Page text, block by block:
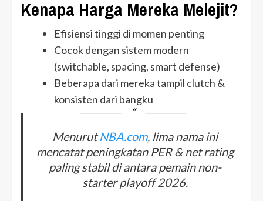
Kenapa Harga Mereka Melejit?
Efisiensi tinggi di momen penting
Cocok dengan sistem modern
(switchable, spacing, smart defense)
Beberapa dari mereka tampil clutch &
konsisten dari bangku
MenurutNBA.com, lima nama ini
mencatat peningkatan PER & net rating
paling stabil di antara pemain non-
starter playoff 2026.